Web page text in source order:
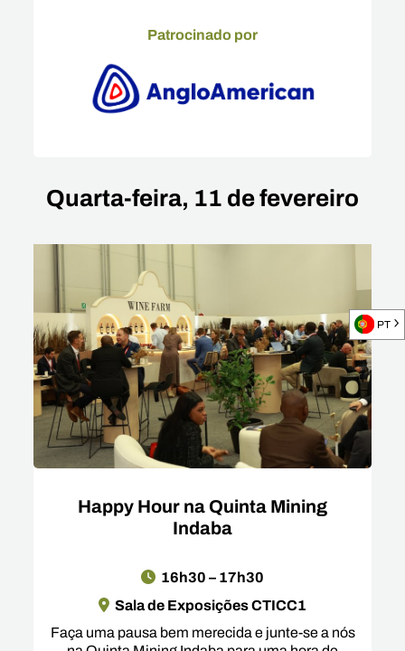
Patrocinado por
Quarta-feira, 11 de fevereiro
Happy Hour na Quinta Mining
Indaba
16h30 – 17h30
Sala de Exposições CTICC1
Faça uma pausa bem merecida e junte-se a nós
PT